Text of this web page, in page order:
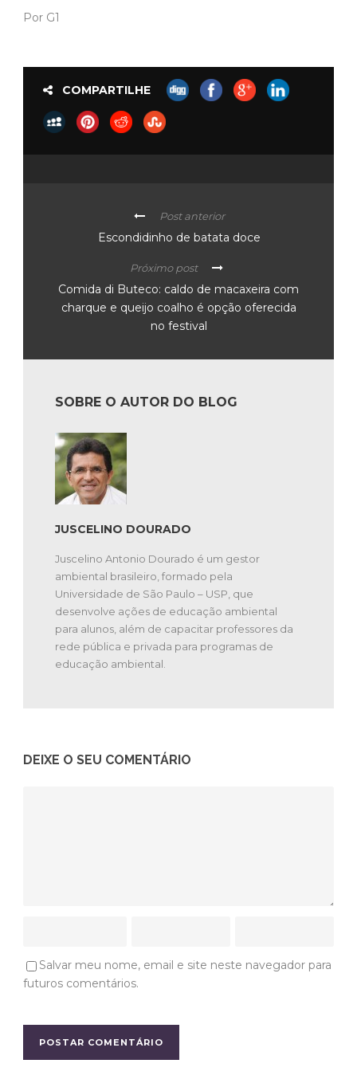
Por G1
COMPARTILHE
Post anterior
Escondidinho de batata doce
Próximo post
Comida di Buteco: caldo de macaxeira com
charque e queijo coalho é opção oferecida
no festival
SOBRE O AUTOR DO BLOG
JUSCELINO DOURADO
Juscelino Antonio Dourado é um gestor
ambiental brasileiro, formado pela
Universidade de São Paulo – USP, que
desenvolve ações de educação ambiental
para alunos, além de capacitar professores da
rede pública e privada para programas de
educação ambiental.
DEIXE O SEU COMENTÁRIO
Salvar meu nome, email e site neste navegador para
futuros comentários.